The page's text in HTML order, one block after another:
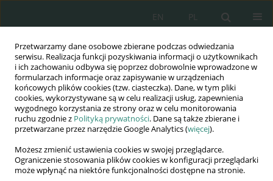
Przetwarzamy dane osobowe zbierane podczas odwiedzania
serwisu. Realizacja funkcji pozyskiwania informacji o użytkownikach
i ich zachowaniu odbywa się poprzez dobrowolnie wprowadzone w
formularzach informacje oraz zapisywanie w urządzeniach
końcowych plików cookies (tzw. ciasteczka). Dane, w tym pliki
cookies, wykorzystywane są w celu realizacji usług, zapewnienia
wygodnego korzystania ze strony oraz w celu monitorowania
ruchu zgodnie z Polityką prywatności. Dane są także zbierane i
przetwarzane przez narzędzie Google Analytics (więcej).
Możesz zmienić ustawienia cookies w swojej przeglądarce.
Ograniczenie stosowania plików cookies w konfiguracji przeglądarki
może wpłynąć na niektóre funkcjonalności dostępne na stronie.
PL
EN
Wydawnictwo
AWSGE
Akademia Nauk Stosowanych
WSGE
im. Alcide De Gasperi